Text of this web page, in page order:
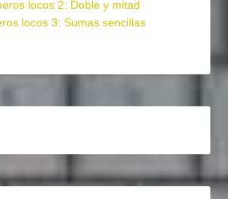
locos 2: Doble y mitad
locos 3: Sumas sencillas